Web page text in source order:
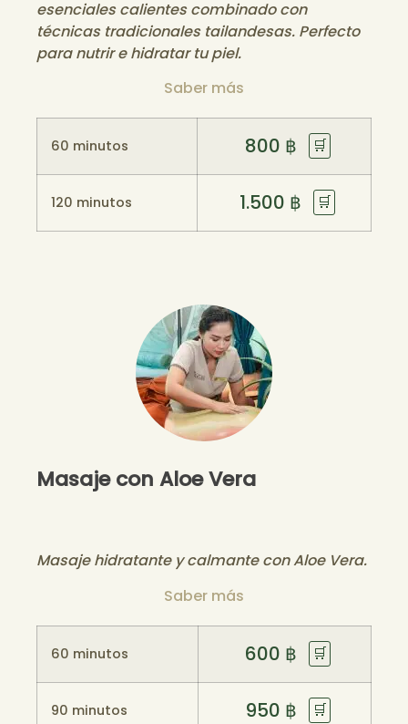
esenciales calientes combinado con
técnicas tradicionales tailandesas. Perfecto
para nutrir e hidratar tu piel.
Saber más
60 minutos 800 ฿ 🛒
120 minutos 1.500 ฿ 🛒
Masaje con Aloe Vera
Masaje hidratante y calmante con Aloe Vera.
Saber más
60 minutos 600 ฿ 🛒
90 minutos 950 ฿ 🛒